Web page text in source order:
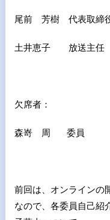
尾前 芳樹 代表取締
土井恵子 放送主任
欠席者：
森嵜 周 委員
前回は、オンラインの
なので、各委員自己紹